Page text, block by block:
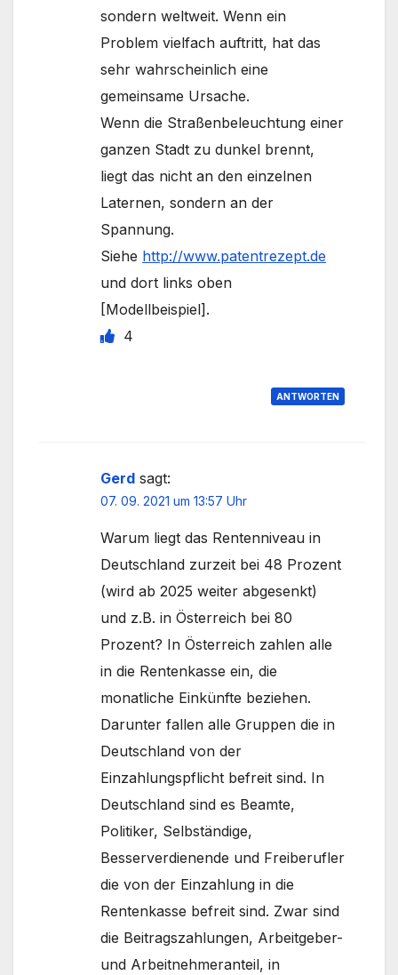
sondern weltweit. Wenn ein
Problem vielfach auftritt, hat das
sehr wahrscheinlich eine
gemeinsame Ursache.
Wenn die Straßenbeleuchtung einer
ganzen Stadt zu dunkel brennt,
liegt das nicht an den einzelnen
Laternen, sondern an der
Spannung.
Siehe http://www.patentrezept.de
und dort links oben
[Modellbeispiel].
4
ANTWORTEN
Gerd sagt:
07. 09. 2021 um 13:57 Uhr
Warum liegt das Rentenniveau in
Deutschland zurzeit bei 48 Prozent
(wird ab 2025 weiter abgesenkt)
und z.B. in Österreich bei 80
Prozent? In Österreich zahlen alle
in die Rentenkasse ein, die
monatliche Einkünfte beziehen.
Darunter fallen alle Gruppen die in
Deutschland von der
Einzahlungspflicht befreit sind. In
Deutschland sind es Beamte,
Politiker, Selbständige,
Besserverdienende und Freiberufler
die von der Einzahlung in die
Rentenkasse befreit sind. Zwar sind
die Beitragszahlungen, Arbeitgeber-
und Arbeitnehmeranteil, in